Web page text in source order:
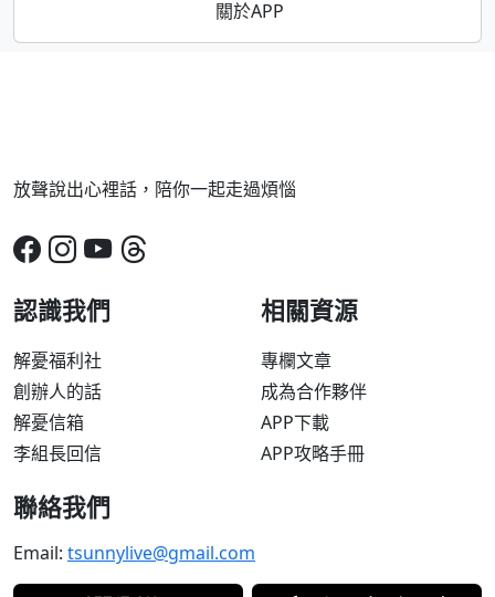
關於APP
放聲說出心裡話，陪你一起走過煩惱
認識我們
解憂福利社
創辦人的話
解憂信箱
李組長回信
相關資源
專欄文章
成為合作夥伴
APP下載
APP攻略手冊
聯絡我們
Email: tsunnylive@gmail.com